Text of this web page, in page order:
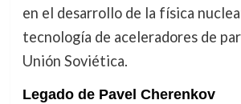
en el desarrollo de la física
tecnología de aceleradores de
Unión Soviética.
Legado de Pavel Cherenkov